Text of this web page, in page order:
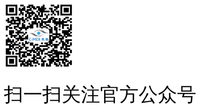
扫一扫关注官方公众号